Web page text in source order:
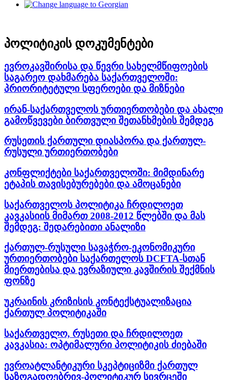
პოლიტიკის დოკუმენტები
ევროკავშირისა და წევრი სახელმწიფოების
საგარეო დახმარება საქართველოში:
პრიორიტეტული სფეროები და მიზნები
ირან-საქართველოს ურთიერთობები და ახალი
გამოწვევები ბირთვული შეთანხმების შემდეგ
რუსეთის ქართული დიასპორა და ქართულ-
რუსული ურთიერთობები
კონფლიქტები საქართველოში: მიმდინარე
ეტაპის თავისებურებები და ამოცანები
საქართველოს პოლიტიკა ჩრდილოეთ
კავკასიის მიმართ 2008-2012 წლებში და მას
შემდეგ: შედარებითი ანალიზი
ქართულ-რუსული სავაჭრო-ეკონომიკური
ურთიერთობები საქართელოს DCFTA-სთან
მიერთებისა და ევრაზიული კავშირის შექმნის
ფონზე
უკრაინის კრიზისის კონტექსტუალიზაცია
ქართულ პოლიტიკაში
საქართველო, რუსეთი და ჩრდილოეთ
კავკასია: ოპტიმალური პოლიტიკის ძიებაში
ევროატლანტიკური სკეპტიციზმი ქართულ
საზოგადოებრივ-პოლიტიკურ სივრცეში